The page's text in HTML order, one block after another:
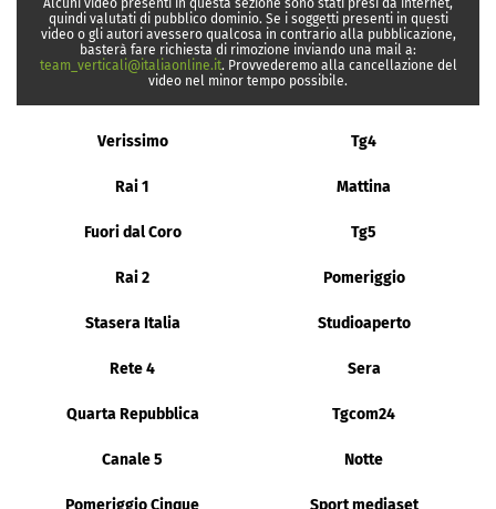
Alcuni video presenti in questa sezione sono stati presi da internet,
quindi valutati di pubblico dominio. Se i soggetti presenti in questi
video o gli autori avessero qualcosa in contrario alla pubblicazione,
basterà fare richiesta di rimozione inviando una mail a:
team_verticali@italiaonline.it. Provvederemo alla cancellazione del
video nel minor tempo possibile.
Verissimo Tg4
Rai 1 Mattina
Fuori dal Coro Tg5
Rai 2 Pomeriggio
Stasera Italia Studioaperto
Rete 4 Sera
Quarta Repubblica Tgcom24
Canale 5 Notte
Pomeriggio Cinque Sport mediaset